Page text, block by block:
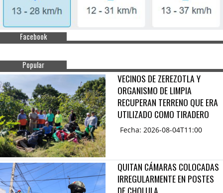
Facebook
Popular
VECINOS DE ZEREZOTLA Y
ORGANISMO DE LIMPIA
RECUPERAN TERRENO QUE ERA
UTILIZADO COMO TIRADERO
Fecha: 2026-08-04T11:00
QUITAN CÁMARAS COLOCADAS
IRREGULARMENTE EN POSTES